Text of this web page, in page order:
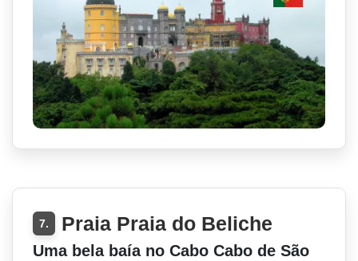
7. Praia Praia do Beliche
Uma bela baía no Cabo Cabo de São